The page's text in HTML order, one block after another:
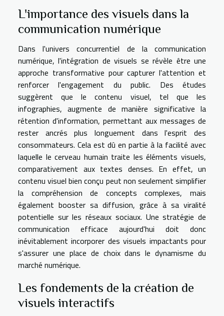
L'importance des visuels dans la
communication numérique
Dans l'univers concurrentiel de la communication
numérique, l'intégration de visuels se révèle être une
approche transformative pour capturer l'attention et
renforcer l'engagement du public. Des études
suggèrent que le contenu visuel, tel que les
infographies, augmente de manière significative la
rétention d'information, permettant aux messages de
rester ancrés plus longuement dans l'esprit des
consommateurs. Cela est dû en partie à la facilité avec
laquelle le cerveau humain traite les éléments visuels,
comparativement aux textes denses. En effet, un
contenu visuel bien conçu peut non seulement simplifier
la compréhension de concepts complexes, mais
également booster sa diffusion, grâce à sa viralité
potentielle sur les réseaux sociaux. Une stratégie de
communication efficace aujourd'hui doit donc
inévitablement incorporer des visuels impactants pour
s'assurer une place de choix dans le dynamisme du
marché numérique.
Les fondements de la création de
visuels interactifs